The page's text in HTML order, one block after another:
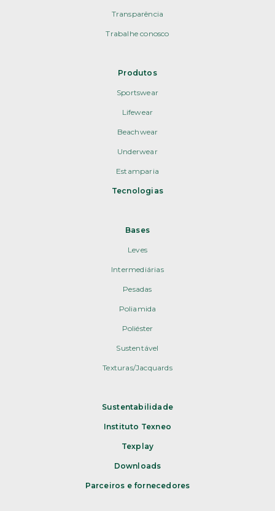
Transparência
Trabalhe conosco
Produtos
Sportswear
Lifewear
Beachwear
Underwear
Estamparia
Tecnologias
Bases
Leves
Intermediárias
Pesadas
Poliamida
Poliéster
Sustentável
Texturas/Jacquards
Sustentabilidade
Instituto Texneo
Texplay
Downloads
Parceiros e fornecedores